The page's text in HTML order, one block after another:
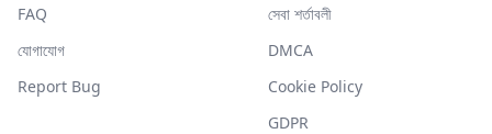
FAQ
যোগাযোগ
Report Bug
সেবা শর্তাবলী
DMCA
Cookie Policy
GDPR